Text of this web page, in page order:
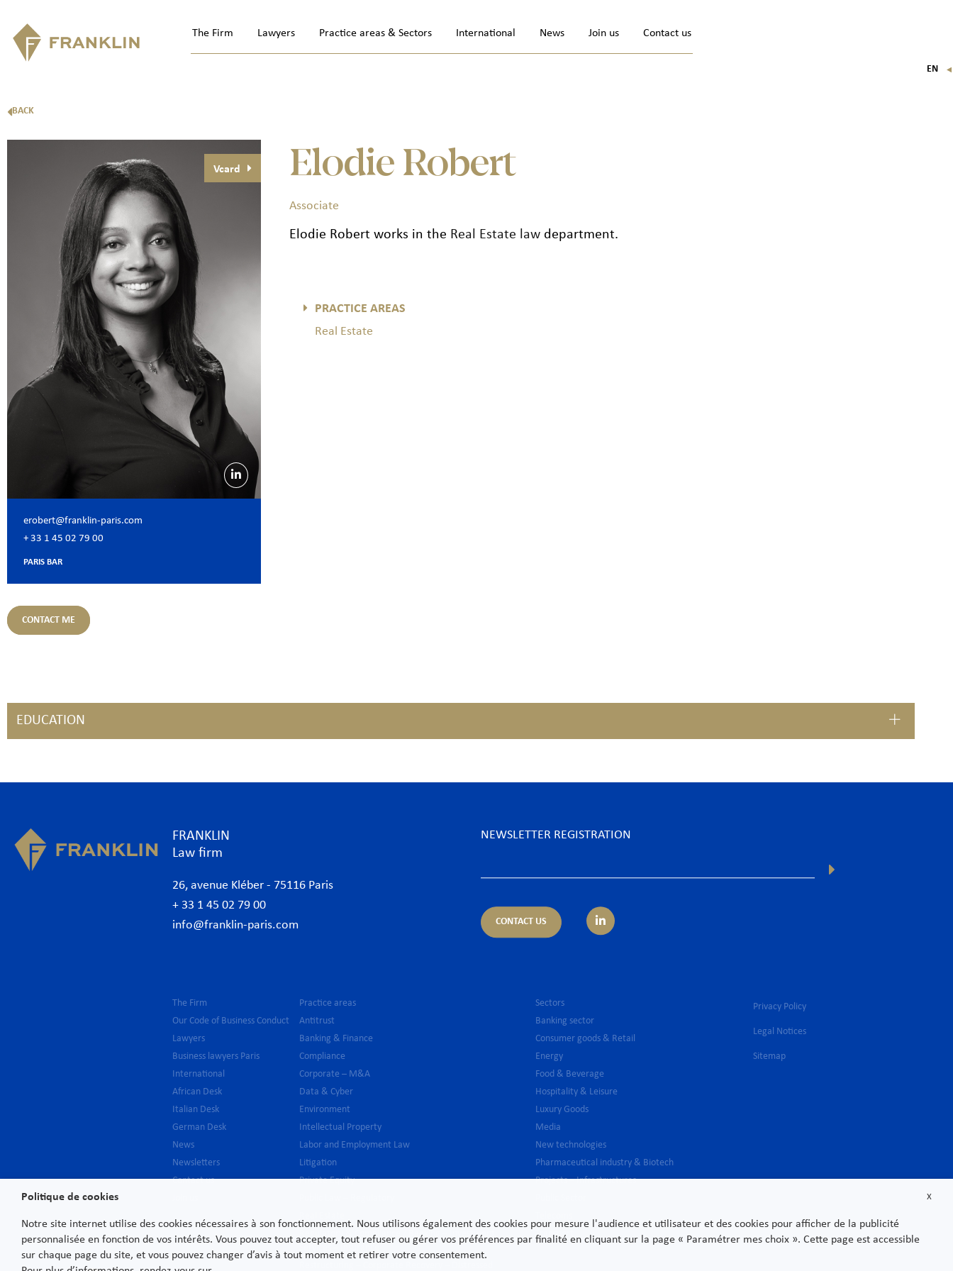
The Firm Lawyers Practice areas & Sectors International News Join us Contact us
EN ▼
BACK
Vcard
erobert@franklin-paris.com
+ 33 1 45 02 79 00
PARIS BAR
CONTACT ME
Elodie Robert
Associate
Elodie Robert works in the Real Estate law department.
PRACTICE AREAS
Real Estate
EDUCATION
FRANKLIN
Law firm
26, avenue Kléber - 75116 Paris
+ 33 1 45 02 79 00
info@franklin-paris.com
NEWSLETTER REGISTRATION
CONTACT US
The Firm
Our Code of Business Conduct
Lawyers
Business lawyers Paris
International
African Desk
Italian Desk
German Desk
News
Newsletters
Contact us
Practice areas
Antitrust
Banking & Finance
Compliance
Corporate – M&A
Data & Cyber
Environment
Intellectual Property
Labor and Employment Law
Litigation
Private Equity
Regulatory & Compliance / Banking – Investment
Services – Insurance
Sectors
Banking sector
Consumer goods & Retail
Energy
Food & Beverage
Hospitality & Leisure
Luxury Goods
Media
New technologies
Pharmaceutical industry & Biotech
Projects – Infrastructures
Transport
Privacy Policy
Legal Notices
Sitemap
X
Politique de cookies
Notre site internet utilise des cookies nécessaires à son fonctionnement. Nous utilisons également des cookies pour mesure l'audience et utilisateur et des cookies pour afficher de la publicité
personnalisée en fonction de vos intérêts. Vous pouvez tout accepter, tout refuser ou gérer vos préférences par finalité en cliquant sur la page « Paramétrer mes choix ». Cette page est accessible
sur chaque page du site, et vous pouvez changer d’avis à tout moment et retirer votre consentement.